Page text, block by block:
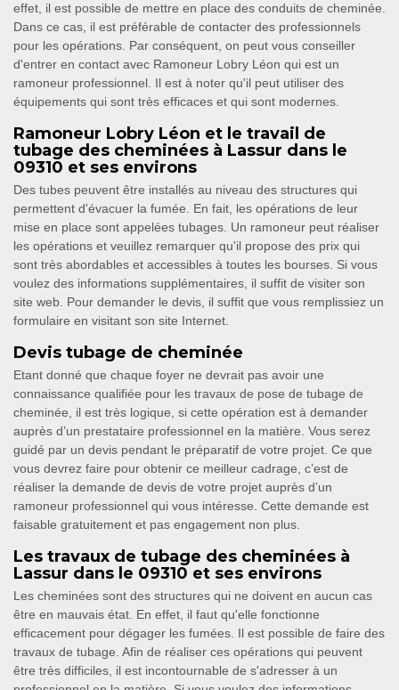
effet, il est possible de mettre en place des conduits de cheminée.
Dans ce cas, il est préférable de contacter des professionnels
pour les opérations. Par conséquent, on peut vous conseiller
d'entrer en contact avec Ramoneur Lobry Léon qui est un
ramoneur professionnel. Il est à noter qu'il peut utiliser des
équipements qui sont très efficaces et qui sont modernes.
Ramoneur Lobry Léon et le travail de
tubage des cheminées à Lassur dans le
09310 et ses environs
Des tubes peuvent être installés au niveau des structures qui
permettent d'évacuer la fumée. En fait, les opérations de leur
mise en place sont appelées tubages. Un ramoneur peut réaliser
les opérations et veuillez remarquer qu'il propose des prix qui
sont très abordables et accessibles à toutes les bourses. Si vous
voulez des informations supplémentaires, il suffit de visiter son
site web. Pour demander le devis, il suffit que vous remplissiez un
formulaire en visitant son site Internet.
Devis tubage de cheminée
Etant donné que chaque foyer ne devrait pas avoir une
connaissance qualifiée pour les travaux de pose de tubage de
cheminée, il est très logique, si cette opération est à demander
auprès d’un prestataire professionnel en la matière. Vous serez
guidé par un devis pendant le préparatif de votre projet. Ce que
vous devrez faire pour obtenir ce meilleur cadrage, c’est de
réaliser la demande de devis de votre projet auprès d’un
ramoneur professionnel qui vous intéresse. Cette demande est
faisable gratuitement et pas engagement non plus.
Les travaux de tubage des cheminées à
Lassur dans le 09310 et ses environs
Les cheminées sont des structures qui ne doivent en aucun cas
être en mauvais état. En effet, il faut qu'elle fonctionne
efficacement pour dégager les fumées. Il est possible de faire des
travaux de tubage. Afin de réaliser ces opérations qui peuvent
être très difficiles, il est incontournable de s'adresser à un